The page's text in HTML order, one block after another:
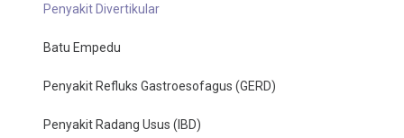
Penyakit Divertikular
Batu Empedu
Penyakit Refluks Gastroesofagus (GERD)
Penyakit Radang Usus (IBD)